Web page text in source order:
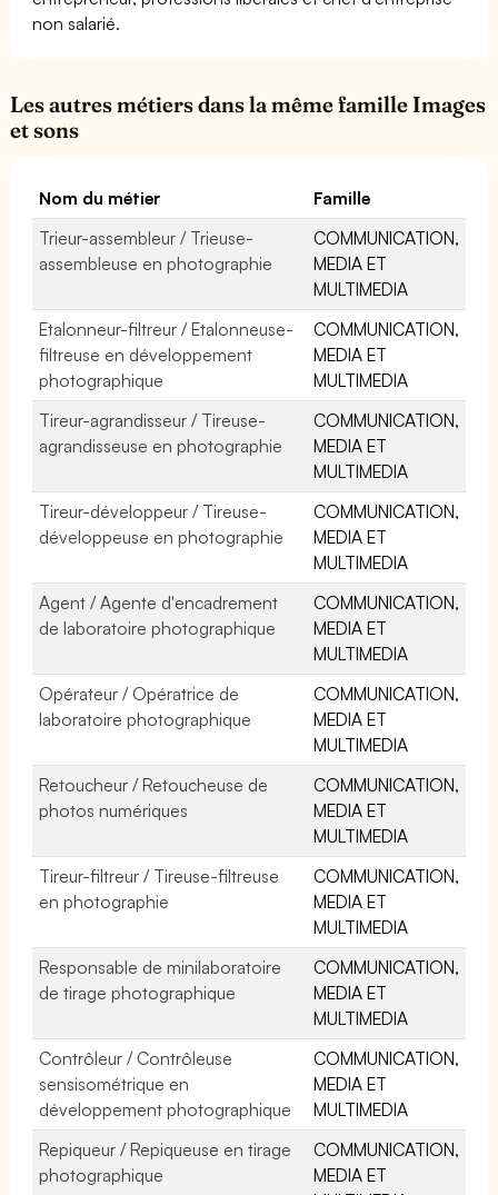
non salarié.
Les autres métiers dans la même famille Images
et sons
Nom du métier
Famille
Trieur-assembleur / Trieuse-
assembleuse en photographie
COMMUNICATION,
MEDIA ET
MULTIMEDIA
Etalonneur-filtreur / Etalonneuse-
filtreuse en développement
photographique
COMMUNICATION,
MEDIA ET
MULTIMEDIA
Tireur-agrandisseur / Tireuse-
agrandisseuse en photographie
COMMUNICATION,
MEDIA ET
MULTIMEDIA
Tireur-développeur / Tireuse-
développeuse en photographie
COMMUNICATION,
MEDIA ET
MULTIMEDIA
Agent / Agente d'encadrement
de laboratoire photographique
COMMUNICATION,
MEDIA ET
MULTIMEDIA
Opérateur / Opératrice de
laboratoire photographique
COMMUNICATION,
MEDIA ET
MULTIMEDIA
Retoucheur / Retoucheuse de
photos numériques
COMMUNICATION,
MEDIA ET
MULTIMEDIA
Tireur-filtreur / Tireuse-filtreuse
en photographie
COMMUNICATION,
MEDIA ET
MULTIMEDIA
Responsable de minilaboratoire
de tirage photographique
COMMUNICATION,
MEDIA ET
MULTIMEDIA
Contrôleur / Contrôleuse
sensisométrique en
développement photographique
COMMUNICATION,
MEDIA ET
MULTIMEDIA
Repiqueur / Repiqueuse en tirage
photographique
COMMUNICATION,
MEDIA ET